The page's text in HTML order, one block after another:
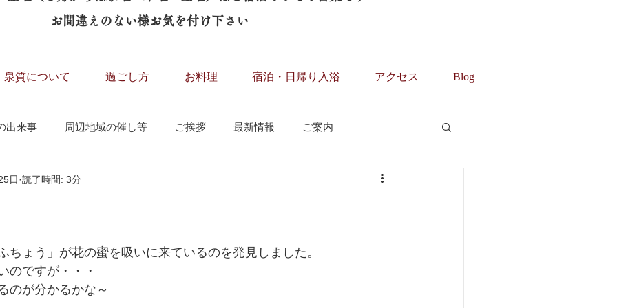
お間違えのない様お気を付け下さい
泉質について 過ごし方 お料理 宿泊・日帰り入浴 アクセス Blog
出来事 周辺地域の催し等 ご挨拶 最新情報 ご案内
日 読了時間: 3分
ちょう」が花の蜜を吸いに来ているのを発見しました。
のですが・・・
のが分かるかな～